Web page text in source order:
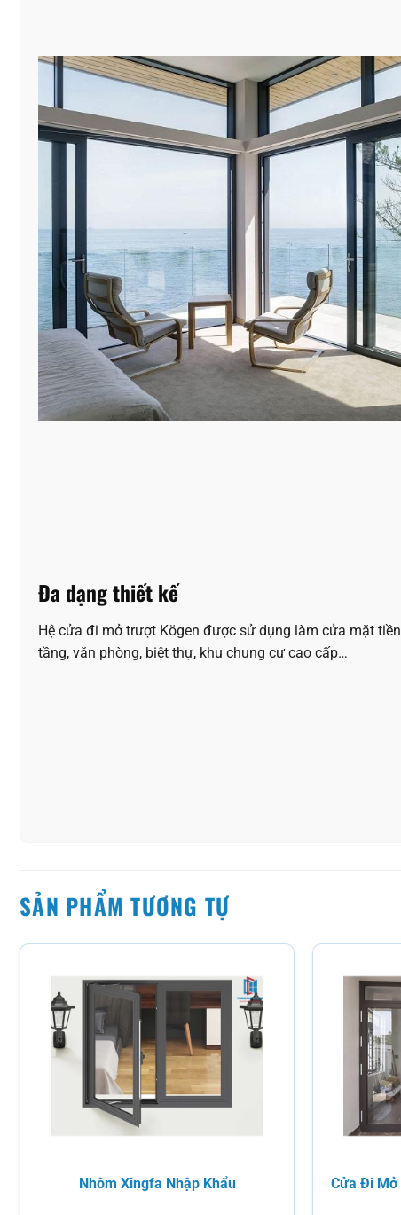
Đa dạng thiết kế
Hệ cửa đi mở trượt Kögen được sử dụng làm cửa mặt
tầng, văn phòng, biệt thự, khu chung cư cao cấp…
SẢN PHẨM TƯƠNG TỰ
Nhôm Xingfa Nhập Khẩu
Cửa Đi Mở